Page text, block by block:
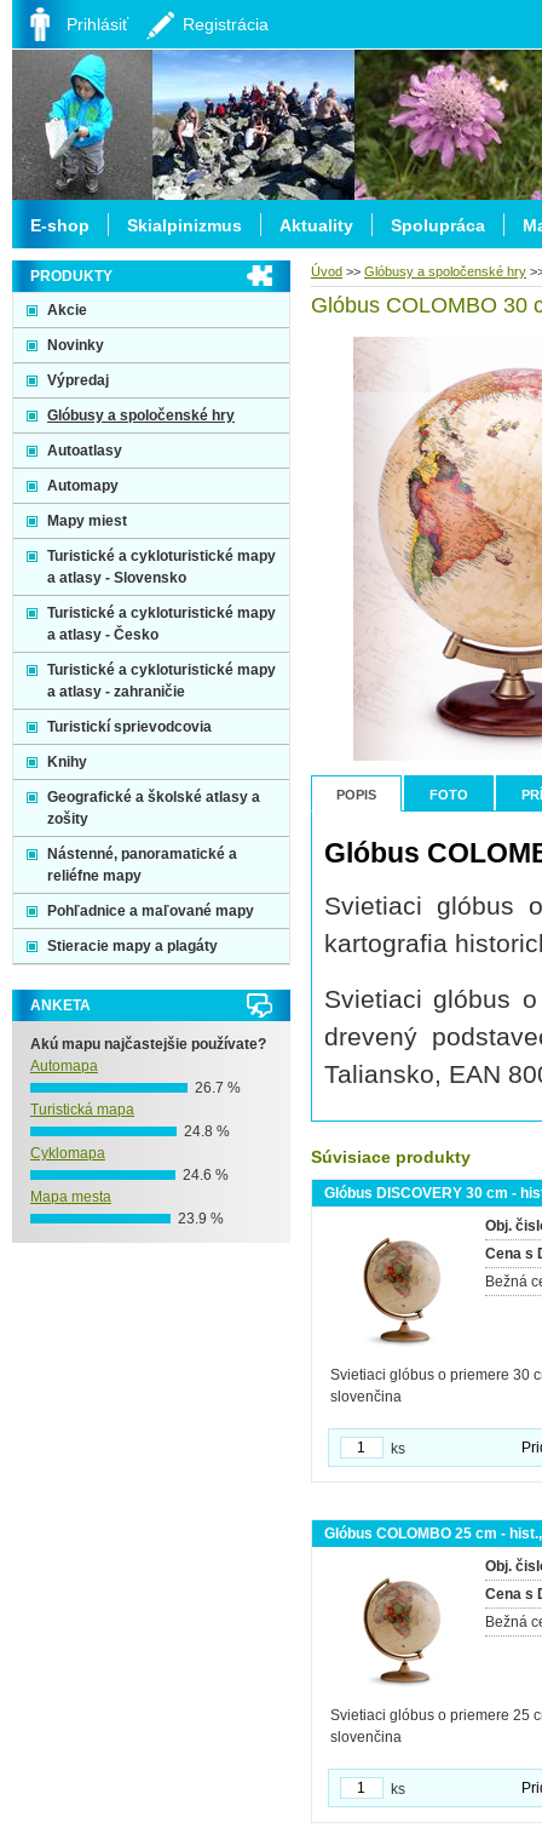
Úvod >> Glóbusy a spoločenské hry
Glóbus COLOMBO 30
POPIS FOTO
Glóbus
Svietiaci glóbus
kartografia
Svietiaci glóbus
drevený
Taliansko, EAN
Súvisiace produkty
Glóbus DISCOVERY 30 cm -
Obj.
Cena s
Bežná
Svietiaci glóbus o priemere 30
slovenčina
ks
Glóbus COLOMBO 25 cm -
Obj.
Cena s
Bežná
Svietiaci glóbus o priemere 25
slovenčina
ks
PRODUKTY
Akcie
Novinky
Výpredaj
Glóbusy a spoločenské hry
Autoatlasy
Automapy
Mapy miest
Turistické a cykloturistické mapy
a atlasy - Slovensko
Turistické a cykloturistické mapy
a atlasy - Česko
Turistické a cykloturistické mapy
a atlasy - zahraničie
Turistickí sprievodcovia
Knihy
Geografické a školské atlasy a
zošity
Nástenné, panoramatické a
reliéfne mapy
Pohľadnice a maľované mapy
Stieracie mapy a plagáty
ANKETA
Akú mapu najčastejšie používate?
Automapa
26.7 %
Turistická mapa
24.8 %
Cyklomapa
24.6 %
Mapa mesta
23.9 %
E-shop Skialpinizmus Aktuality Spolupráca
Prihlásiť Registrácia